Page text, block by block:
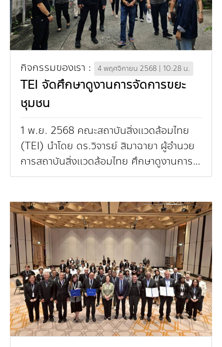
กิจกรรมของเรา : 4 พฤศจิกายน 2568 | 10:28 น.
TEI จัดศึกษาดูงานการจัดการขยะ
ชุมชน
1 พ.ย. 2568 คณะสถาบันสิ่งแวดล้อมไทย
(TEI) นำโดย ดร.วิจารย์ สิมาฉายา ผู้อำนวย
การสถาบันสิ่งแวดล้อมไทย ศึกษาดูงานการ
จัดการขยะชุมชน ณ ชุมชนประชานิเวศน์ 2